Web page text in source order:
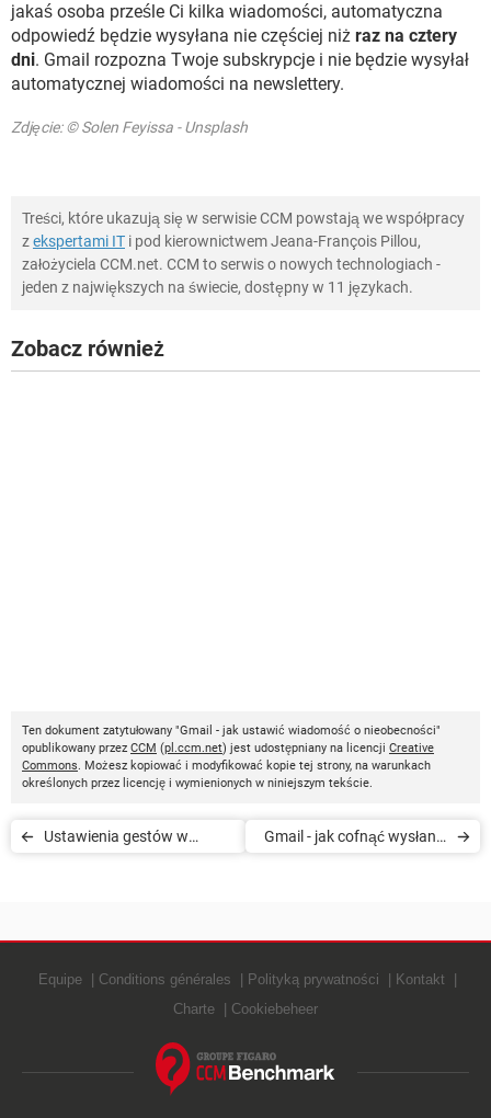
jakaś osoba prześle Ci kilka wiadomości, automatyczna
odpowiedź będzie wysyłana nie częściej niż raz na cztery
dni. Gmail rozpozna Twoje subskrypcje i nie będzie wysyłał
automatycznej wiadomości na newslettery.
Zdjęcie: © Solen Feyissa - Unsplash
Treści, które ukazują się w serwisie CCM powstają we współpracy
zekspertami IT i pod kierownictwem Jeana-François Pillou,
założyciela CCM.net. CCM to serwis o nowych technologiach -
jeden z największych na świecie, dostępny w 11 językach.
Zobacz również
Ten dokument zatytułowany "Gmail - jak ustawić wiadomość o nieobecności"
opublikowany przez CCM (pl.ccm.net) jest udostępniany na licencji Creative
Commons. Możesz kopiować i modyfikować kopie tej strony, na warunkach
określonych przez licencję i wymienionych w niniejszym tekście.
Ustawienia gestów w
Gmail - jak cofnąć wysłanie
Equipe Conditions générales Polityką prywatności
Kontakt
Charte
Cookiebeheer